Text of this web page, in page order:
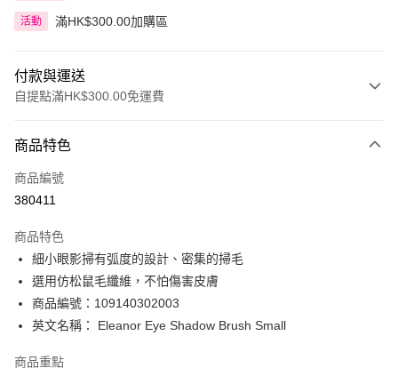
活動 滿HK$300.00加購區
付款與運送
自提點滿HK$300.00免運費
信用卡
Apple Pay
PayMe
WeChat Pay
BoC Pay
送貨方式
商品特色
商品編號
380411
商品特色
細小眼影掃有弧度的設計、密集的掃毛
選用仿松鼠毛纖維，不怕傷害皮膚
商品編號：109140302003
英文名稱： Eleanor Eye Shadow Brush Small
商品重點